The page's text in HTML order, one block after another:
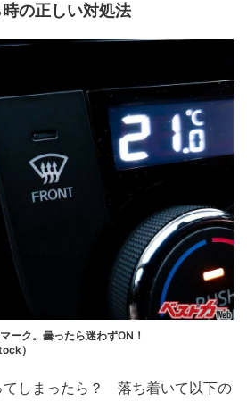
の正しい対処法
ーク。曇ったら迷わずON！
）
てしまったら？ 落ち着いて以下の